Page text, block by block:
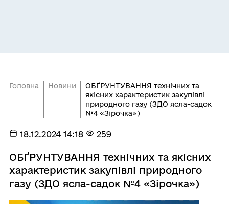
Головна Новини
ОБҐРУНТУВАННЯ технічних та
якісних характеристик закупівлі
природного газу (ЗДО ясла-садок
№4 «Зірочка»)
18.12.2024 14:18 259
ОБҐРУНТУВАННЯ технічних та якісних
характеристик закупівлі природного
газу (ЗДО ясла-садок №4 «Зірочка»)